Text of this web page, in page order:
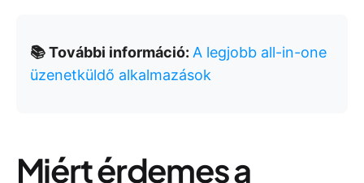
📚 További információ: A legjobb all-in-one
üzenetküldő alkalmazások
Miért érdemes a